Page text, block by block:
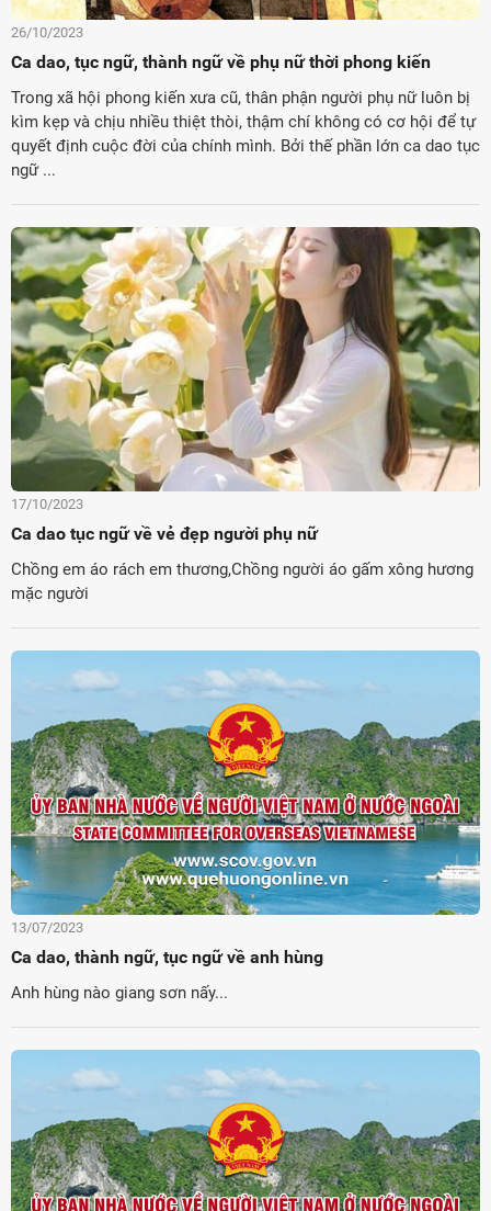
26/10/2023
Ca dao, tục ngữ, thành ngữ về phụ nữ thời phong kiến
Trong xã hội phong kiến xưa cũ, thân phận người phụ nữ luôn bị
kìm kẹp và chịu nhiều thiệt thòi, thậm chí không có cơ hội để tự
quyết định cuộc đời của chính mình. Bởi thế phần lớn ca dao tục
ngữ ...
17/10/2023
Ca dao tục ngữ về vẻ đẹp người phụ nữ
Chồng em áo rách em thương,Chồng người áo gấm xông hương
mặc người
13/07/2023
Ca dao, thành ngữ, tục ngữ về anh hùng
Anh hùng nào giang sơn nấy...